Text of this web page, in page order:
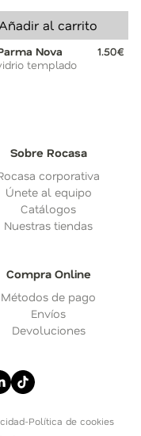
al carrito
Nova
1.50€
templado
Sobre Rocasa
corporativa
Únete al equipo
Catálogos
Nuestras tiendas
Compra Online
Métodos de pago
Envíos
Devoluciones
-Política de cookies